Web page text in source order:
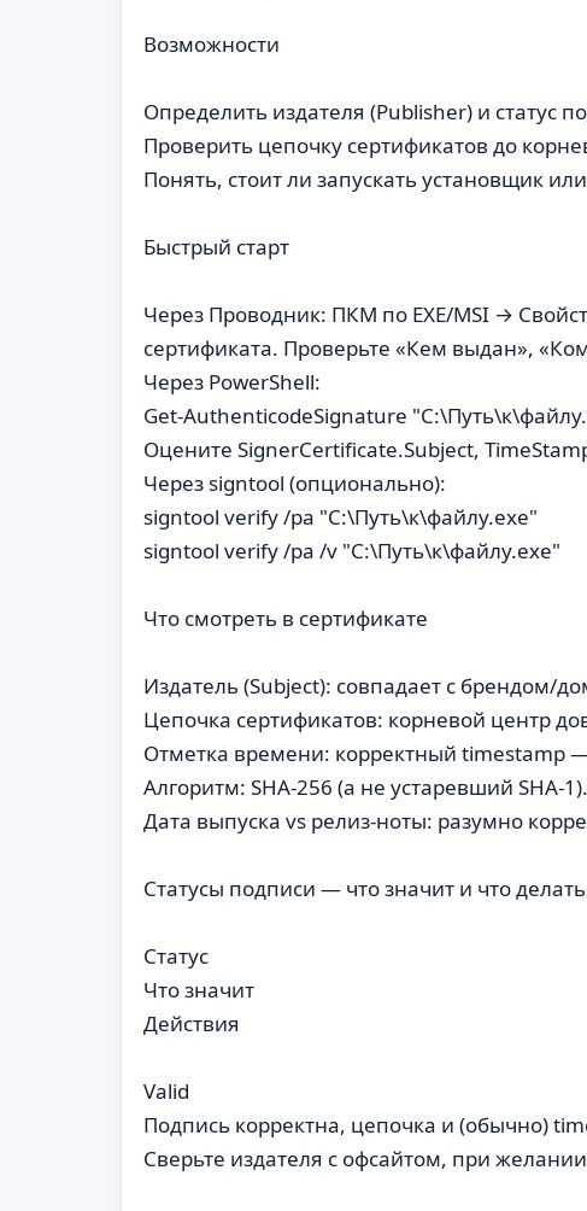
Возможности
Определить издателя (Publisher) и статус
Проверить цепочку сертификатов до
Понять, стоит ли запускать установщик
Быстрый старт
Через Проводник: ПКМ по EXE/MSI →
сертификата. Проверьте «Кем выдан»,
Через PowerShell:
Get-AuthenticodeSignature
Оцените SignerCertificate.Subject,
Через signtool (опционально):
signtool verify /pa "C:\Путь\к\файлу.exe"
signtool verify /pa /v "C:\Путь\к\файлу.exe"
Что смотреть в сертификате
Издатель (Subject): совпадает с брендом/
Цепочка сертификатов: корневой центр
Отметка времени: корректный timestamp
Алгоритм: SHA-256 (а не устаревший SHA-1).
Дата выпуска vs релиз-ноты: разумно
Статусы подписи — что значит и что делать
Статус
Что значит
Действия
Valid
Подпись корректна, цепочка и (обычно)
Сверьте издателя с офсайтом, при